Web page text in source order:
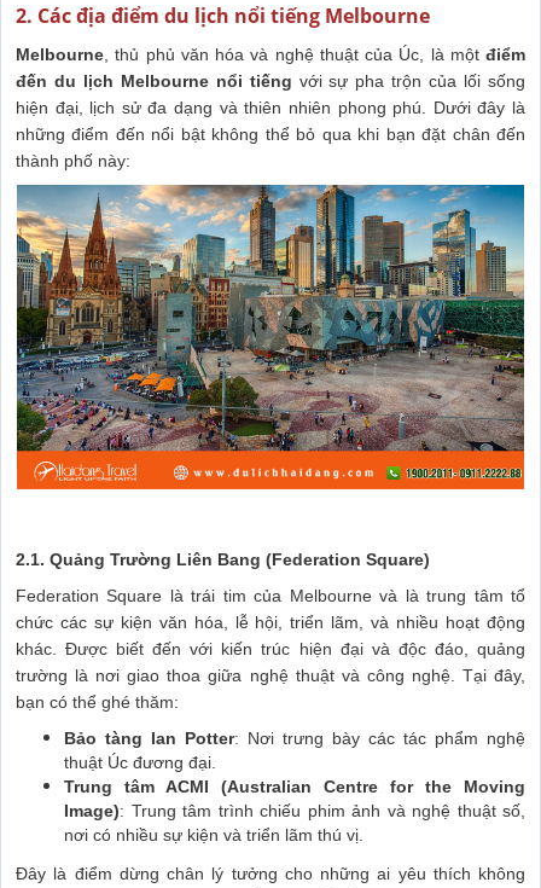
2. Các địa điểm du lịch nổi tiếng Melbourne
Melbourne , thủ phủ văn hóa và nghệ thuật của Úc, là một điểm
đến du lịch Melbourne nổi tiếng với sự pha trộn của lối sống
hiện đại, lịch sử đa dạng và thiên nhiên phong phú. Dưới đây là
những điểm đến nổi bật không thể bỏ qua khi bạn đặt chân đến
thành phố này:
2.1. Quảng Trường Liên Bang (Federation Square)
Federation Square là trái tim của Melbourne và là trung tâm tổ
chức các sự kiện văn hóa, lễ hội, triển lãm, và nhiều hoạt động
khác. Được biết đến với kiến trúc hiện đại và độc đáo, quảng
trường là nơi giao thoa giữa nghệ thuật và công nghệ. Tại đây,
bạn có thể ghé thăm:
Bảo tàng Ian Potter: Nơi trưng bày các tác phẩm nghệ
thuật Úc đương đại.
Trung tâm ACMI (Australian Centre for the Moving
Image): Trung tâm trình chiếu phim ảnh và nghệ thuật số,
nơi có nhiều sự kiện và triển lãm thú vị.
Đây là điểm dừng chân lý tưởng cho những ai yêu thích không